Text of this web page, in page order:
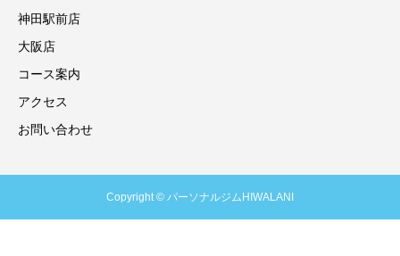
神田駅前店
大阪店
コース案内
アクセス
お問い合わせ
Copyright © パーソナルジムHIWALANI